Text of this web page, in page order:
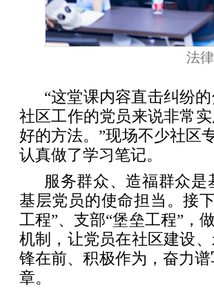
法
“这堂课内容直击纠纷
社区工作的党员来说非常
好的方法。”现场不少社区
认真做了学习笔记。
服务群众、造福群众
基层党员的使命担当。接
工程”、支部“堡垒工程”，
机制，让党员在社区建设
锋在前、积极作为，奋力
章。